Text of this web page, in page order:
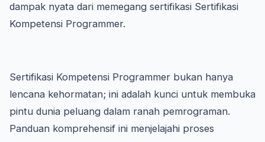
dampak nyata dari memegang sertifikasi Sertifikasi
Kompetensi Programmer.
Sertifikasi Kompetensi Programmer bukan hanya
lencana kehormatan; ini adalah kunci untuk membuka
pintu dunia peluang dalam ranah pemrograman.
Panduan komprehensif ini menjelajahi proses